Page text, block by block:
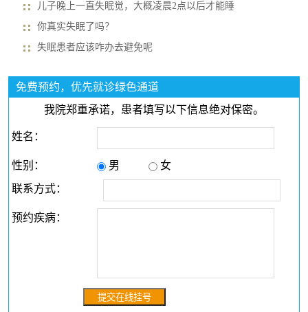
儿子晚上一直失眠觉，大概凌晨2点以后才能睡
你真实失眠了吗？
失眠患者应该咋办去避免呢
免费预约，优先就诊绿色通道
我院郑重承诺，患者填写以下信息绝对保密。
姓名：
性别： 男
女
联系方式：
预约疾病：